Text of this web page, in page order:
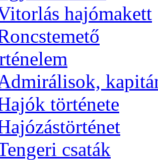
hajómakett
története
csaták